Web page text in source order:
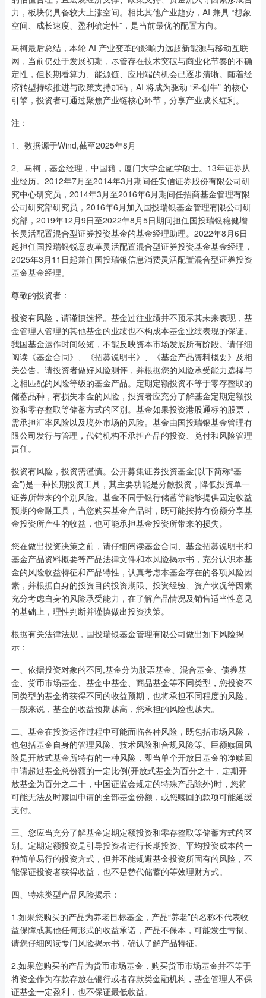
力，板块仍具备较大上涨空间。相比其他产业趋势，AI 兼具 “想象
空间、成长速度、盈利确定性”，是当前最优的配置方向。
马柯最后总结，本轮 AI 产业变革的影响力远超新能源与移动互联
网，当前仍处于发展初期，尽管存在技术突破与商业化节奏的不确
定性，但长期看算力、能源链、应用端的机会已逐步清晰。随着经
济转型持续推进与政策支持加码，AI 将成为驱动 “科创牛” 的核心
引擎，投资者可通过聚焦产业链核心环节，分享产业成长红利。
注：
1、数据源于Wind,截至2025年8月
2、马柯，基金经理，中国籍，厦门大学金融学硕士。13年证券从
业经历。2012年7月至2014年3月期间任安信证券股份有限公司研
究中心研究员，2014年3月至2016年6月期间任招商基金管理有限
公司研究部研究员，2016年6月加入国投瑞银基金管理有限公司研
究部，2019年12月9日至2022年8月5日期间担任国投瑞银稳健增
长灵活配置混合型证券投资基金的基金经理助理。2022年8月6日
起担任国投瑞银锐意改革灵活配置混合型证券投资基金基金经理，
2025年3月11日起兼任国投瑞银信息消费灵活配置混合型证券投资
基金基金经理。
尊敬的投资者：
投资有风险，请谨慎选择。基金过往业绩并不预示其未来表现，基
金管理人管理的其他基金的业绩也不构成本基金业绩表现的保证。
我国基金运作时间较短，不能反映资本市场发展所有阶段。请仔细
阅读《基金合同》、《招募说明书》、《基金产品资料概要》及相
关公告。请投资者做好风险测评，并根据您的风险承受能力选择与
之相匹配的风险等级的基金产品。定期定额投资不等于零存整取的
储蓄品种，有损失本金的风险，投资者应充分了解基金定期定额投
资和零存整取等储蓄方式的区别。基金如果投资港股通标的股票，
需承担汇率风险以及境外市场的风险。基金由国投瑞银基金管理有
限公司发行与管理，代销机构不承担产品的投资、兑付和风险管理
责任。
投资有风险，投资需谨慎。公开募集证券投资基金(以下简称“基
金”)是一种长期投资工具，其主要功能是分散投资，降低投资单一
证券所带来的个别风险。基金不同于银行储蓄等能够提供固定收益
预期的金融工具，当您购买基金产品时，既可能按持有份额分享基
金投资所产生的收益，也可能承担基金投资所带来的损失。
您在做出投资决策之前，请仔细阅读基金合同、基金招募说明书和
基金产品资料概要等产品法律文件和本风险揭示书，充分认识本基
金的风险收益特征和产品特性，认真考虑本基金存在的各项风险因
素，并根据自身的投资目的投资期限、投资经验、资产状况等因素
充分考虑自身的风险承受能力，在了解产品情况及销售适当性意见
的基础上，理性判断并谨慎做出投资决策。
根据有关法律法规，国投瑞银基金管理有限公司做出如下风险揭
示：
一、依据投资对象的不同,基金分为股票基金、混合基金、债券基
金、货币市场基金、基金中基金、商品基金等不同类型，您投资不
同类型的基金将获得不同的收益预期，也将承担不同程度的风险。
一般来说，基金的收益预期越高，您承担的风险也越大。
二、基金在投资运作过程中可能面临各种风险，既包括市场风险，
也包括基金自身的管理风险、技术风险和合规风险等。巨额赎回风
险是开放式基金所特有的一种风险，即当单个开放日基金的净赎回
申请超过基金总份额的一定比例(开放式基金为百分之十，定期开
放基金为百分之二十，中国证监会规定的特殊产品除外)时，您将
可能无法及时赎回申请的全部基金份额，或您赎回的款项可能延缓
支付。
三、您应当充分了解基金定期定额投资和零存整取等储蓄方式的区
别。定期定额投资是引导投资者进行长期投资、平均投资成本的一
种简单易行的投资方式，但并不能规避基金投资所固有的风险，不
能保证投资者获得收益，也不是替代储蓄的等效理财方式。
四、特殊类型产品风险揭示：
1.如果您购买的产品为养老目标基金，产品“养老”的名称不代表收
益保障或其他任何形式的收益承诺，产品不保本，可能发生亏损。
请您仔细阅读专门风险揭示书，确认了解产品特征。
2.如果您购买的产品为货币市场基金，购买货币市场基金并不等于
将资金作为存款存放在银行或者存款类金融机构，基金管理人不保
证基金一定盈利，也不保证最低收益。